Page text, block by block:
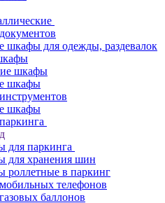
шкафы для одежды, раздевалок
шкафы
шкафы
шкафы
паркинга
для хранения шин
в паркинг
телефонов
баллонов